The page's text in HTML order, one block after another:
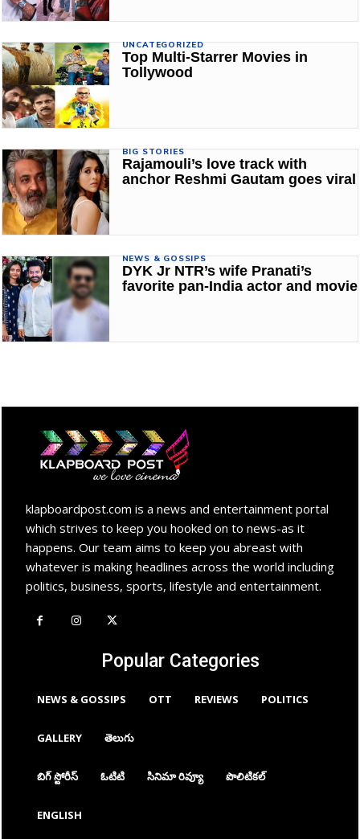
UNCATEGORIZED
Top Multi-Starrer Movies in
Tollywood
BIG STORIES
Rajamouli’s love track with
anchor Reshmi Gautam goes viral
NEWS & GOSSIPS
DYK Jr NTR’s wife Pranati’s
favorite pan-India actor and movie
klapboardpost.com is a news and entertainment portal
which strives to keep you hooked on to news-as it
happens. Our team aims to keep you abreast with
whatever is making headlines across the world including
politics, business, sports, lifestyle and entertainment.
Popular Categories
NEWS & GOSSIPS OTT REVIEWS POLITICS
GALLERY తెలుగు
బిగ్ స్టోరీస్ ఓటిటి సినిమా రివ్యూ పొలిటికల్
ENGLISH